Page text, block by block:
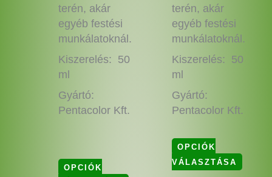
terén, akár
egyéb festési
munkálatoknál.
Kiszerelés: 50
ml
Gyártó:
Pentacolor Kft.
OPCIÓK
terén, akár
egyéb festési
munkálatoknál.
Kiszerelés: 50
ml
Gyártó:
Pentacolor Kft.
OPCIÓK
VÁLASZTÁSA